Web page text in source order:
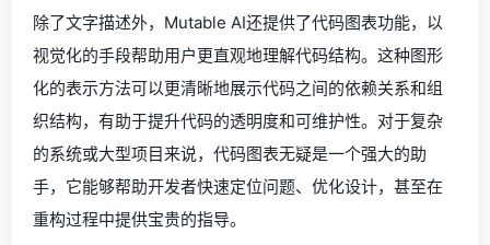
除了文字描述外，Mutable AI还提供了代码图表功能，以
视觉化的手段帮助用户更直观地理解代码结构。这种图形
化的表示方法可以更清晰地展示代码之间的依赖关系和组
织结构，有助于提升代码的透明度和可维护性。对于复杂
的系统或大型项目来说，代码图表无疑是一个强大的助
手，它能够帮助开发者快速定位问题、优化设计，甚至在
重构过程中提供宝贵的指导。